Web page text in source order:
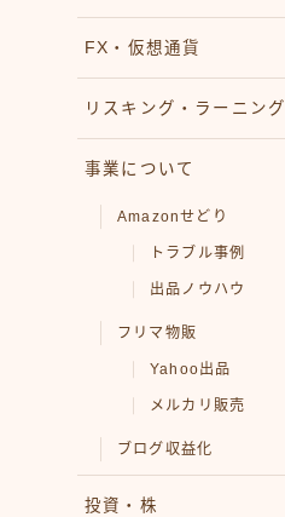
FX・仮想通貨
リスキング・ラーニング
事業について
Amazonせどり
トラブル事例
出品ノウハウ
フリマ物販
Yahoo出品
メルカリ販売
ブログ収益化
投資・株